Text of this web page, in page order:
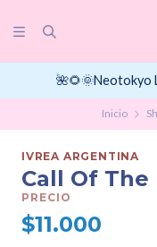
🌺🌻🌞Neotokyo
Inicio
IVREA ARGENTINA
Call Of The
PRECIO
$11.000